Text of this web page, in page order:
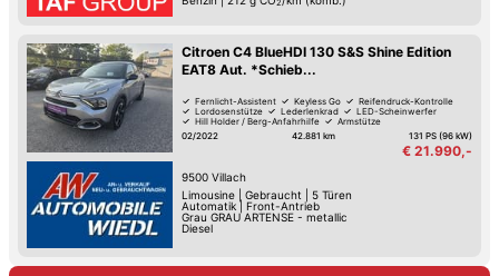
2
Citroen C4 BlueHDI 130 S&S Shine Edition
EAT8 Aut. *Schieb...
Fernlicht-Assistent Keyless Go
Reifendruck-Kontrolle
Lordosenstütze
Lederlenkrad
LED-Scheinwerfer
Hill Holder / Berg-Anfahrhilfe
Armstütze
02/2022
42.881 km 131 PS (96 kW)
€ 21.990,-
9500 Villach
Limousine| Gebraucht
5 Türen
Automatik| Front-Antrieb
Grau GRAU ARTENSE - metallic
Diesel